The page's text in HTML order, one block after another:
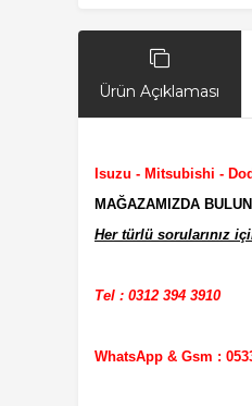
Ürün Açıklaması
Isuzu - Mitsubishi -
MAĞAZAMIZDA
Her türlü sorularınız
Tel : 0312 394 3910
WhatsApp & Gsm :